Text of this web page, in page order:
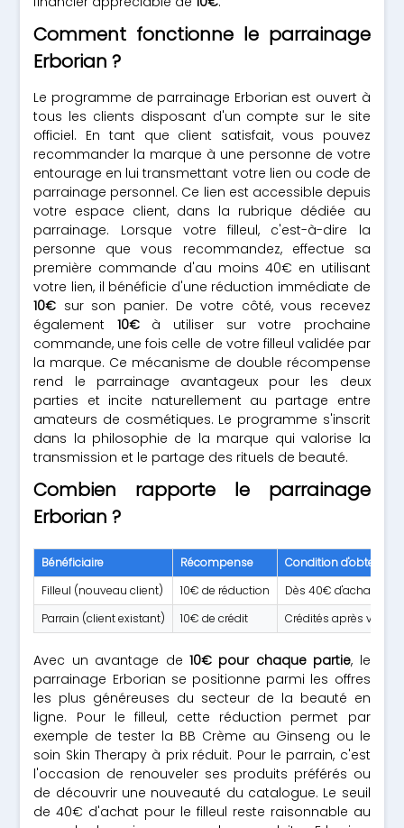
Comment fonctionne le parrainage
Erborian ?
Le programme de parrainage Erborian est ouvert à
tous les clients disposant d'un compte sur le site
officiel. En tant que client satisfait, vous pouvez
recommander la marque à une personne de votre
entourage en lui transmettant votre lien ou code de
parrainage personnel. Ce lien est accessible depuis
votre espace client, dans la rubrique dédiée au
parrainage. Lorsque votre filleul, c'est-à-dire la
personne que vous recommandez, effectue sa
première commande d'au moins 40€ en utilisant
votre lien, il bénéficie d'une réduction immédiate de
10€ sur son panier. De votre côté, vous recevez
également 10€à utiliser sur votre prochaine
commande, une fois celle de votre filleul validée par
la marque. Ce mécanisme de double récompense
rend le parrainage avantageux pour les deux
parties et incite naturellement au partage entre
amateurs de cosmétiques. Le programme s'inscrit
dans la philosophie de la marque qui valorise la
transmission et le partage des rituels de beauté.
Combien rapporte le parrainage
Erborian ?
Bénéficiaire Récompense
Condition d'obtention
Filleul (nouveau client)
10€ de réduction
Dès 40€ d'achat sur
Parrain (client existant)
10€ de crédit Crédités après
Avec un avantage de 10€ pour chaque partie, le
parrainage Erborian se positionne parmi les offres
les plus généreuses du secteur de la beauté en
ligne. Pour le filleul, cette réduction permet par
exemple de tester la BB Crème au Ginseng ou le
soin Skin Therapy à prix réduit. Pour le parrain, c'est
l'occasion de renouveler ses produits préférés ou
de découvrir une nouveauté du catalogue. Le seuil
de 40€ d'achat pour le filleul reste raisonnable au